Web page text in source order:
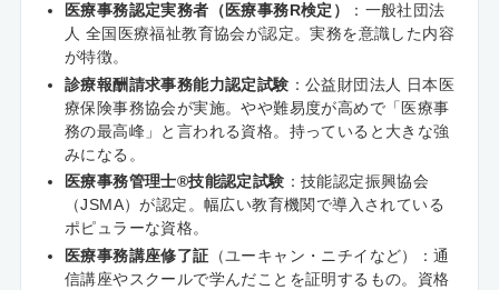
医療事務認定実務者（医療事務R検定）
：一般社団法
人 全国医療福祉教育協会が認定。実務を意識した内容
が特徴。
診療報酬請求事務能力認定試験 ：公益財団法人 日本医
療保険事務協会が実施。やや難易度が高めで「医療事
務の最高峰」と言われる資格。持っていると大きな強
みになる。
医療事務管理士®技能認定試験 ：技能認定振興協会
（JSMA）が認定。幅広い教育機関で導入されている
ポピュラーな資格。
医療事務講座修了証 （ユーキャン・ニチイなど）：通
信講座やスクールで学んだことを証明するもの。資格